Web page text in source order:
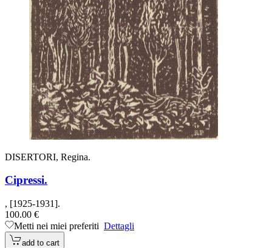
DISERTORI, Regina.
Cipressi.
, [1925-1931].
100.00 €
Metti nei miei preferiti Dettagli
add to cart